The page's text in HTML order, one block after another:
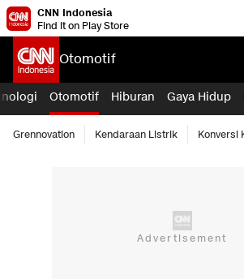
CNN Indonesia
Find it on Play Store
Otomotif
Otomotif Hiburan Gaya Hidup
Grennovation Kendaraan Listrik Konversi